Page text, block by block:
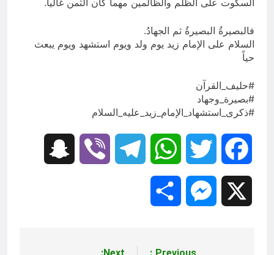
السكوت على الظلم والظالمين مهما كان الثمن غالياً.
فالبصيرةُ البصيرةُ ثم الجهادُ.
السلام على الإمام زيد يوم ولد ويوم استشهد ويوم يبعث
حياً
#حليف_القرآن
#بصيرة_وجهاد
#ذكرى_استشهاد_الإمام_زيد_عليه_السلام
Facebook
Twitter
WhatsApp
Telegram
Viber
Messenger